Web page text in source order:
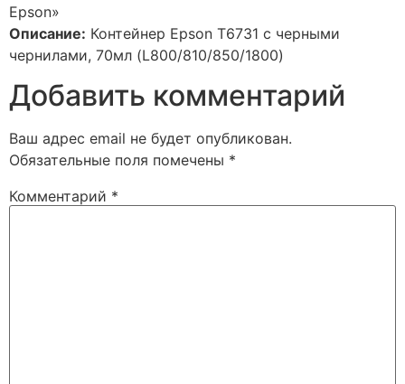
Epson»
Описание: Контейнер Epson T6731 с черными
чернилами, 70мл (L800/810/850/1800)
Добавить комментарий
Ваш адрес email не будет опубликован.
Обязательные поля помечены *
Комментарий *